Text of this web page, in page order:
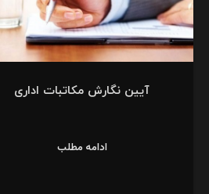
آیین نگارش مکاتبات اداری
ادامه مطلب